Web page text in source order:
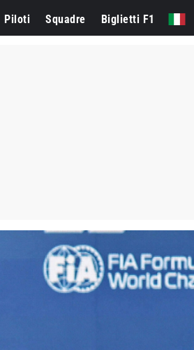
Piloti Squadre Biglietti F1